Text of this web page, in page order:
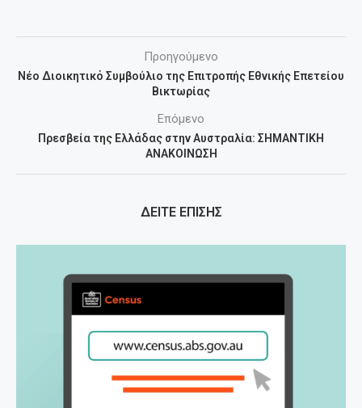
Προηγούμενο
Νέο Διοικητικό Συμβούλιο της Επιτροπής Εθνικής Επετείου
Βικτωρίας
Επόμενο
Πρεσβεία της Ελλάδας στην Αυστραλία: ΣΗΜΑΝΤΙΚΗ
ΑΝΑΚΟΙΝΩΣΗ
ΔΕΙΤΕ ΕΠΙΣΗΣ